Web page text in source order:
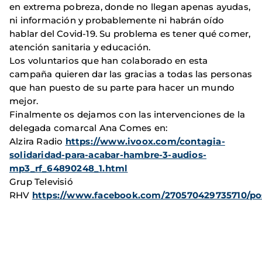
en extrema pobreza, donde no llegan apenas ayudas,
ni información y probablemente ni habrán oído
hablar del Covid-19. Su problema es tener qué comer,
atención sanitaria y educación.
Los voluntarios que han colaborado en esta
campaña quieren dar las gracias a todas las personas
que han puesto de su parte para hacer un mundo
mejor.
Finalmente os dejamos con las intervenciones de la
delegada comarcal Ana Comes en:
Alzira Radio https://www.ivoox.com/contagia-
solidaridad-para-acabar-hambre-3-audios-
mp3_rf_64890248_1.html
Grup Televisió
RHV https://www.facebook.com/270570429735710/